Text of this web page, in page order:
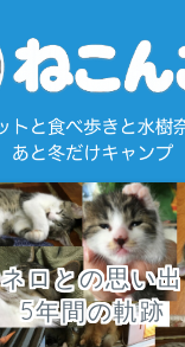
ネロとの思い出
5年間の軌跡